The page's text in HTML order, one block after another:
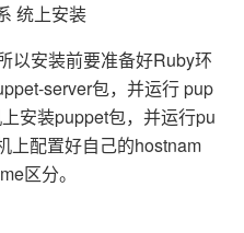
统上安装
以安装前要准备好Ruby环
server包，并运行 pup
安装puppet包，并运行pu
上配置好自己的hostnam
区分。